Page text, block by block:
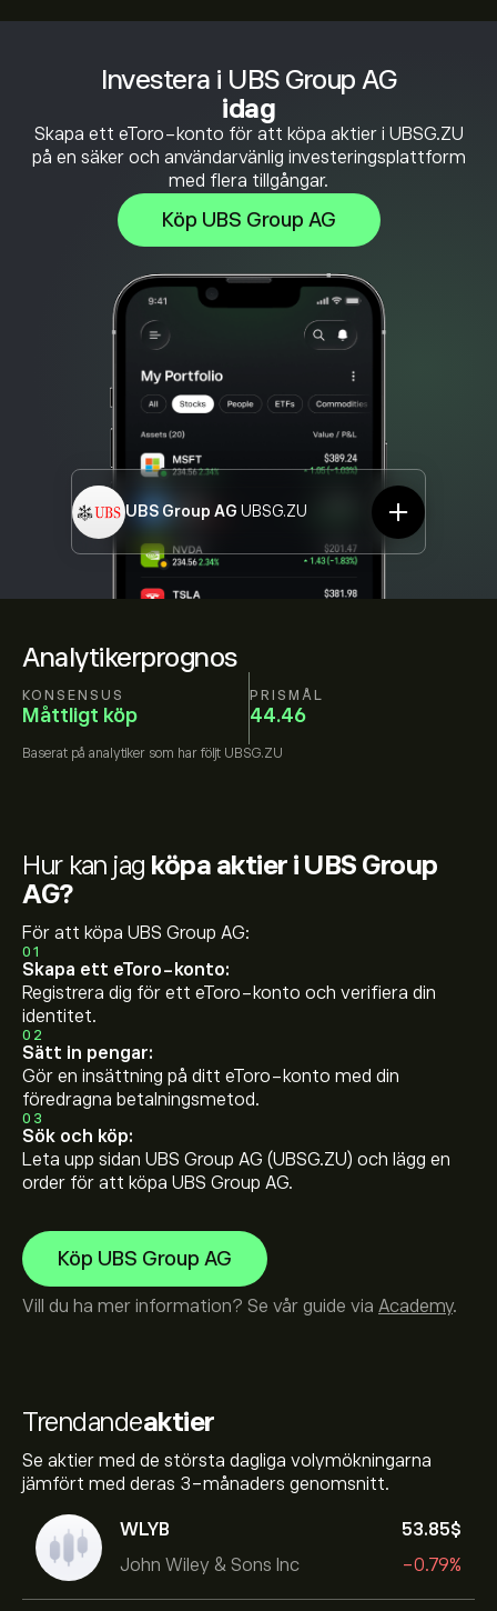
Analytikerprognos
KONSENSUS
Måttligt köp
PRISMÅL
44.46
Baserat på analytiker som har följt UBSG.ZU
Investera i UBS Group AG
idag
Skapa ett eToro-konto för att köpa aktier i UBSG.ZU
på en säker och användarvänlig investeringsplattform
med flera tillgångar.
Köp UBS Group AG
UBS Group AG UBSG.ZU
Trendandeaktier
Se aktier med de största dagliga volymökningarna
jämfört med deras 3-månaders genomsnitt.
WLYB
John Wiley & Sons Inc
53.85‎$‎
-0.79%
Hur kan jag köpa aktier i UBS Group
AG?
För att köpa UBS Group AG:
01
Skapa ett eToro-konto:
Registrera dig för ett eToro-konto och verifiera din
identitet.
02
Sätt in pengar:
Gör en insättning på ditt eToro-konto med din
föredragna betalningsmetod.
03
Sök och köp:
Leta upp sidan UBS Group AG (UBSG.ZU) och lägg en
order för att köpa UBS Group AG.
Köp UBS Group AG
Vill du ha mer information? Se vår guide via Academy.